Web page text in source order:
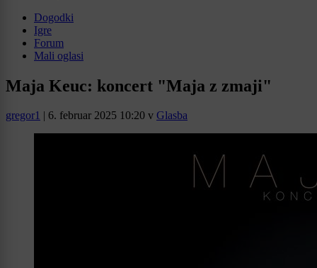
Dogodki
Igre
Forum
Mali oglasi
Maja Keuc: koncert "Maja z zmaji"
gregor1 | 6. februar 2025 10:20 v Glasba